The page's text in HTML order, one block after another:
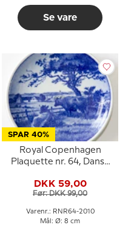
Se vare
SPAR 40%
Royal Copenhagen
Plaquette nr. 64, Dansk
DKK 59,00
Før: DKK 99,00
Varenr.: RNR64-2010
Mål: Ø: 8 cm